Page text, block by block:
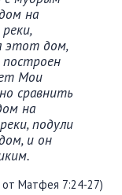
на
этот дом,
Мои
сравнить
на
подули
и он
от Матфея 7:24-27)